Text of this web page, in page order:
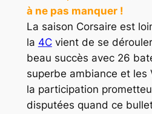
à ne pas manquer !
La saison Corsaire est
la 4Cvient de se
beau succès avec 26
superbe ambiance et les
la participation
disputées quand ce